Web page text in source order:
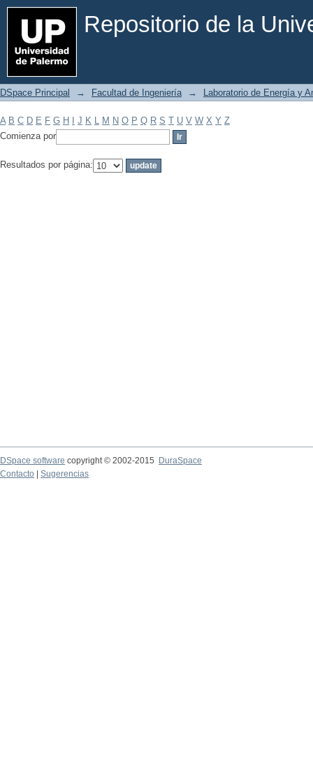
Repositorio de la
Filtrar por: Materia
DSpace Principal → Facultad de Ingeniería → Laboratorio de Energía y
A B C D E F G H J K L M N O P Q R S T U V W X Y Z
Comienza por
Resultados por página:
DSpace software copyright © 2002-2015
DuraSpace
Contacto
Sugerencias